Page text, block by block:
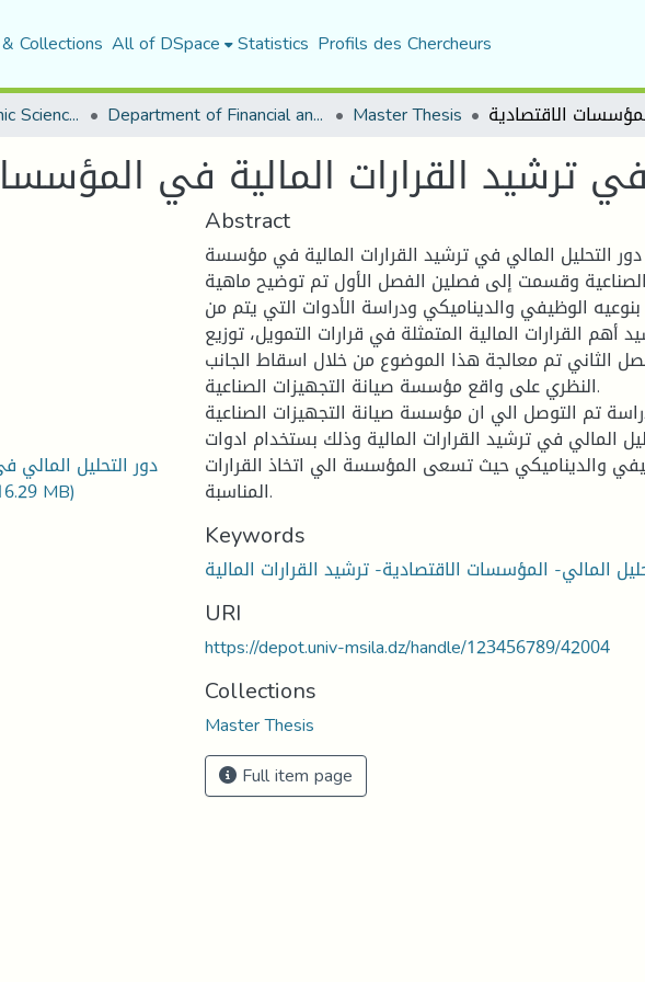
Collections All of DSpace Statistics Profils des Chercheurs
Faculty of Economic Sciences, Commerce and Management Sciences Department of Financial and Accounting Sciences Master Thesis
ترشيد القرارات المالية في
دور التحليل المالي
MB)
Abstract
التحليل المالي في ترشيد القرارات المالية في مؤسسة
الصناعية وقسمت إلى فصلين الفصل الأول تم توضيح ماهية
بنوعيه الوظيفي والديناميكي ودراسة الأدوات التي يتم من
أهم القرارات المالية المتمثلة في قرارات التمويل، توزيع
الثاني تم معالجة هذا الموضوع من خلال اسقاط الجانب
النظري على واقع مؤسسة صيانة التجهيزات الصناعية.
تم التوصل الي ان مؤسسة صيانة التجهيزات الصناعية
المالي في ترشيد القرارات المالية وذلك بستخدام ادوات
والديناميكي حيث تسعى المؤسسة الي اتخاذ القرارات
المناسبة.
Keywords
URI
https://depot.univ-msila.dz/handle/123456789/42004
Collections
Master Thesis
Full item page